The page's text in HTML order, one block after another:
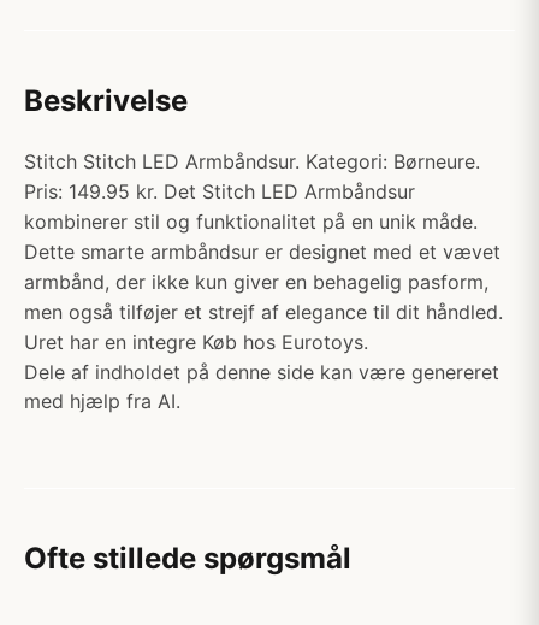
Beskrivelse
Stitch Stitch LED Armbåndsur. Kategori: Børneure.
Pris: 149.95 kr. Det Stitch LED Armbåndsur
kombinerer stil og funktionalitet på en unik måde.
Dette smarte armbåndsur er designet med et vævet
armbånd, der ikke kun giver en behagelig pasform,
men også tilføjer et strejf af elegance til dit håndled.
Uret har en integre Køb hos Eurotoys.
Dele af indholdet på denne side kan være genereret
med hjælp fra AI.
Ofte stillede spørgsmål